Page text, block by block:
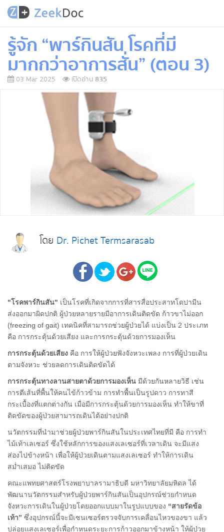
รู้จัก “พาร์กินสัน โรคที่มี
มากกว่าอาการสั่น” (ตอน 3)
03 Mar 2025 เปิดอ่าน 835
โดย Dr. Pichet Termsarasab
"โรคพาร์กินสัน" เป็นโรคที่เกิดจากการที่สารสื่อประสาทโดปามีน
ส่งออกมาผิดปกติ ผู้ป่วยหลายรายมีอาการเดินติดขัด ก้าวขาไม่ออก
(freezing of gait) เทคนิคที่สามารถช่วยผู้ป่วยได้ แบ่งเป็น 2 ประเภท
คือ การกระตุ้นด้วยเสียง และการกระตุ้นด้วยการมองเห็น
การกระตุ้นด้วยเสียง คือ การให้ผู้ป่วยฟังจังหวะเพลง การที่ผู้ป่วยเดิน
ตามจังหวะ ช่วยลดการเดินติดขัดได้
การกระตุ้นทางลานสายตาด้วยการมองเห็น มีด้วยกันหลายวิธี เช่น
การตีเส้นที่พื้นให้คนไข้ก้าวข้าม การทำพื้นเป็นรูปดาว การทาสี
กระเบื้องที่แตกต่างกัน เมื่อมีการกระตุ้นด้วยการมองเห็น ทำให้ขาที่
ติดขัดของผู้ป่วยสามารถเดินได้อย่างปกติ
นวัตกรรมที่นำมาช่วยผู้ป่วยพาร์กินสันในประเทศไทยที่มี คือ การทำ
ไม้เท้าเลเซอร์ ซึ่งใช้หลักการของแสงเลเซอร์ที่เวลาเดิน จะมีแสง
ส่องไปข้างหน้า เพื่อให้ผู้ป่วยเดินตามแสงเลเซอร์ ทำให้การเดิน
สม่ำเสมอ ไม่ติดขัด
คณะแพทยศาสตร์โรงพยาบาลรามาธิบดี มหาวิทยาลัยมหิดล ได้
พัฒนานวัตกรรมสำหรับผู้ป่วยพาร์กินสันเป็นอุปกรณ์ช่วยกำหนด
จังหวะการเดินในผู้ป่วยโดยออกแบบมาในรูปแบบของ “สายรัดข้อ
เท้า” ซึ่งอุปกรณ์นี้จะมีเซนเซอร์ตรวจจับการเคลื่อนไหวของขา แล้ว
ปล่อยแสงเลเซอร์เพื่อกำหนดระยะการก้าวออกมาข้างหน้า ให้ผู้ป่วย